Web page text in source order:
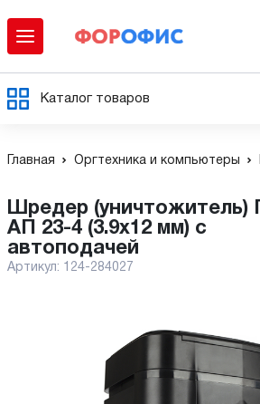
Каталог товаров
Главная Оргтехника и компьютеры
Шредер (уничтожитель) Гелеос
АП 23-4 (3.9x12 мм) с
автоподачей
Артикул: 124-284027